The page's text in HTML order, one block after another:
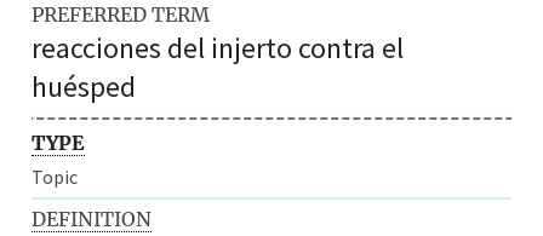
PREFERRED TERM
reacciones del injerto contra el
huésped
TYPE
Topic
DEFINITION